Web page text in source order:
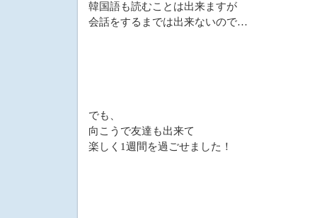
韓国語も読むことは出来ますが
会話をするまでは出来ないので…
でも、
向こうで友達も出来て
楽しく1週間を過ごせました！